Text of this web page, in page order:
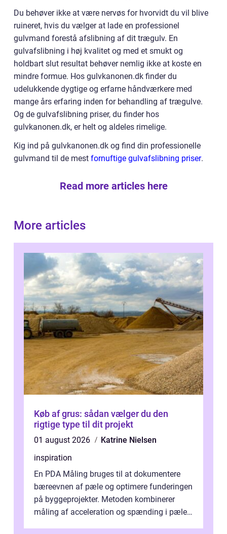
Du behøver ikke at være nervøs for hvorvidt du vil blive
ruineret, hvis du vælger at lade en professionel
gulvmand forestå afslibning af dit trægulv. En
gulvafslibning i høj kvalitet og med et smukt og
holdbart slut resultat behøver nemlig ikke at koste en
mindre formue. Hos gulvkanonen.dk finder du
udelukkende dygtige og erfarne håndværkere med
mange års erfaring inden for behandling af trægulve.
Og de gulvafslibning priser, du finder hos
gulvkanonen.dk, er helt og aldeles rimelige.
Kig ind på gulvkanonen.dk og find din professionelle
gulvmand til de mest fornuftige gulvafslibning priser.
Read more articles here
More articles
Køb af grus: sådan vælger du den
rigtige type til dit projekt
01 august 2026
Katrine Nielsen
inspiration
En PDA Måling bruges til at dokumentere
bæreevnen af pæle og optimere funderingen
på byggeprojekter. Metoden kombinerer
måling af acceleration og spænding i pælen,